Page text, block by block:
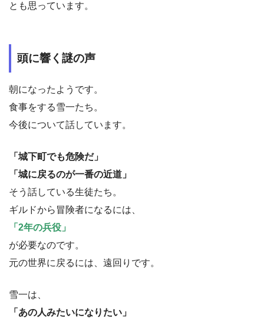
とも思っています。
頭に響く謎の声
朝になったようです。
食事をする雪一たち。
今後について話しています。
「城下町でも危険だ」
「城に戻るのが一番の近道」
そう話している生徒たち。
ギルドから冒険者になるには、
「2年の兵役」
が必要なのです。
元の世界に戻るには、遠回りです。
雪一は、
「あの人みたいになりたい」